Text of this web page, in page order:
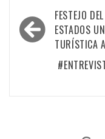
Navegación
de
entradas
FESTEJO
ESTADOS
TURÍSTICA